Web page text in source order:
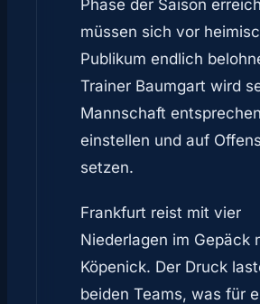
Phase der Saison
müssen sich vor
Publikum endlich
Trainer Baumgart wird
Mannschaft
einstellen und auf
setzen.
Frankfurt reist mit vier
Niederlagen im Gepäck
Köpenick. Der Druck
beiden Teams, was für